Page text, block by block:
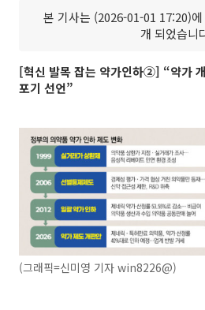
본 기사는 (2026-01-01 17:20)에
개 되었습니
[혁신 발목 잡는 약가인하②] “약가
포기 선언”
(그래픽=신미영 기자 win8226@)